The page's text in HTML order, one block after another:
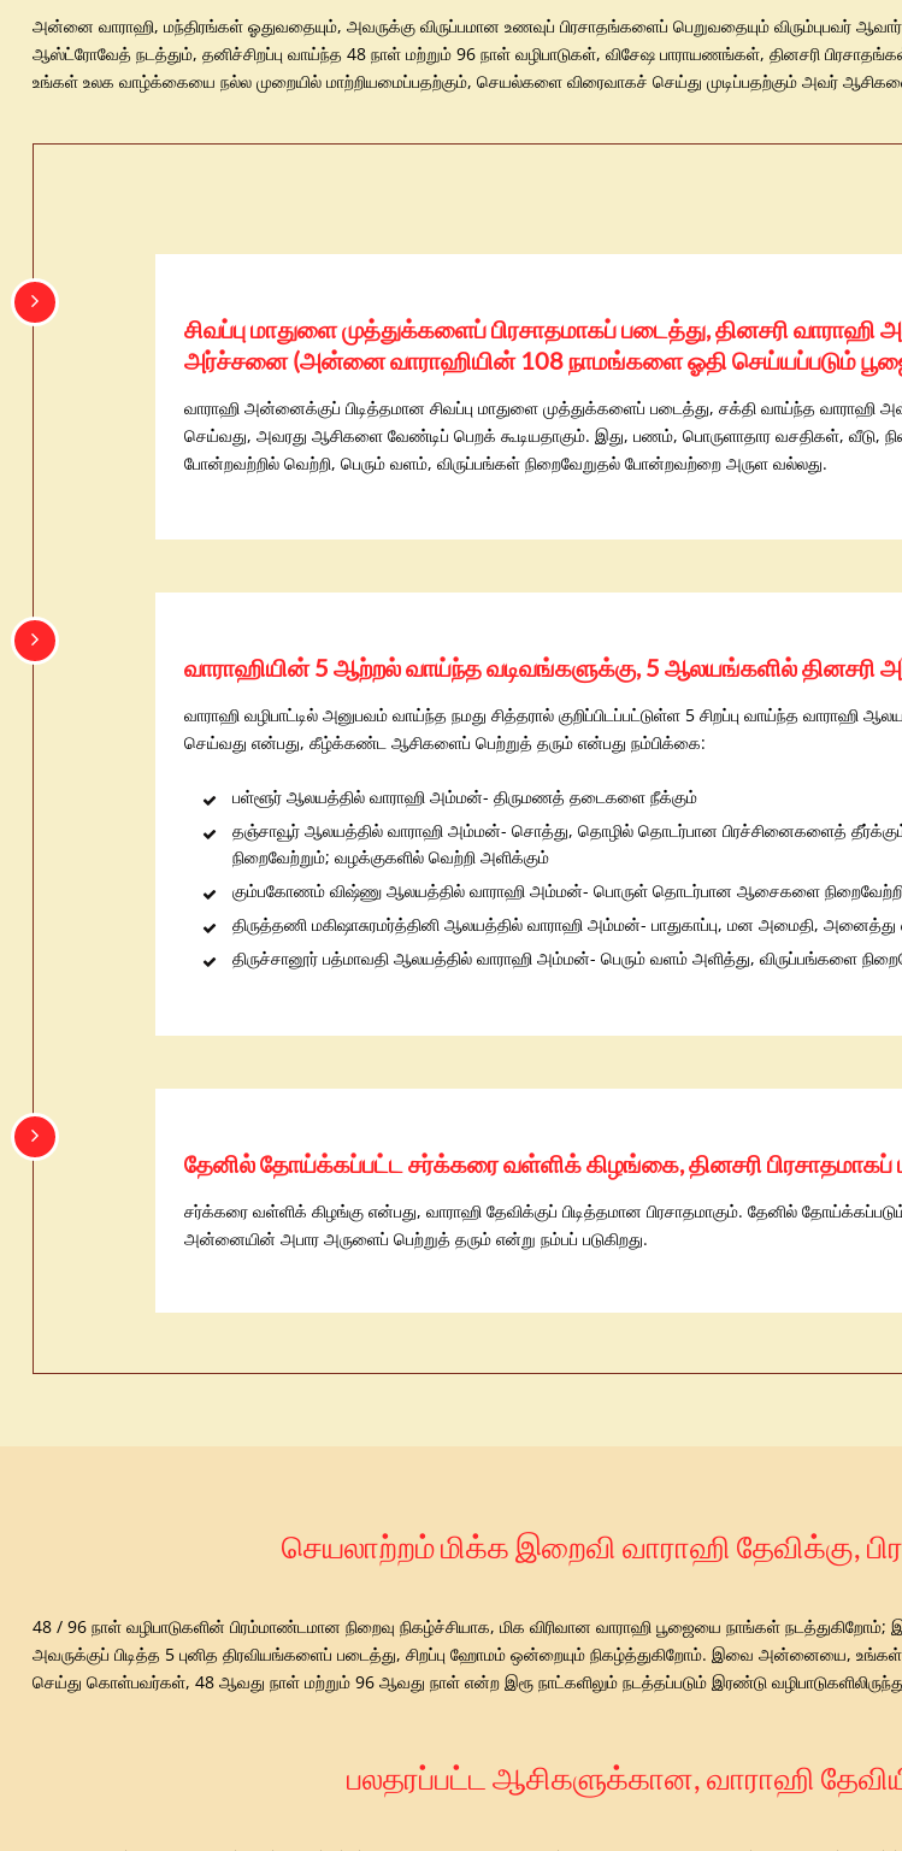
அன்னை வாராஹி, மந்திரங்கள் ஓதுவதையும், அவருக்கு விருப்பமான உணவுப் பிரசாதங்களைப் பெறுவதையும் விரும்புபவர்
ஆஸ்ட்ரோவேத் நடத்தும், தனிச்சிறப்பு வாய்ந்த 48 நாள் மற்றும் 96 நாள் வழிபாடுகள், விசேஷ பாராயணங்கள், தினசரி
உங்கள் உலக வாழ்க்கையை நல்ல முறையில் மாற்றியமைப்பதற்கும், செயல்களை விரைவாகச் செய்து முடிப்பதற்கும் அவர்
சிவப்பு மாதுளை முத்துக்களைப் பிரசாதமாகப் படைத்து, தினசரி
அர்ச்சனை (அன்னை வாராஹியின் 108 நாமங்களை ஓதி செய்யப்படும்
வாராஹி அன்னைக்குப் பிடித்தமான சிவப்பு மாதுளை முத்துக்களைப் படைத்து, சக்தி வாய்ந்த
செய்வது, அவரது ஆசிகளை வேண்டிப் பெறக் கூடியதாகும். இது, பணம், பொருளாதார வசதிகள், வீடு,
போன்றவற்றில் வெற்றி, பெரும் வளம், விருப்பங்கள் நிறைவேறுதல் போன்றவற்றை அருள வல்லது.
வாராஹியின் 5 ஆற்றல் வாய்ந்த வடிவங்களுக்கு, 5 ஆலயங்களில் தினசரி
வாராஹி வழிபாட்டில் அனுபவம் வாய்ந்த நமது சித்தரால் குறிப்பிடப்பட்டுள்ள 5 சிறப்பு வாய்ந்த வாராஹி
செய்வது என்பது, கீழ்க்கண்ட ஆசிகளைப் பெற்றுத் தரும் என்பது நம்பிக்கை:
பள்ளூர் ஆலயத்தில் வாராஹி அம்மன்- திருமணத் தடைகளை நீக்கும்
தஞ்சாவூர் ஆலயத்தில் வாராஹி அம்மன்- சொத்து, தொழில் தொடர்பான பிரச்சினைகளைத்
நிறைவேற்றும்; வழக்குகளில் வெற்றி அளிக்கும்
கும்பகோணம் விஷ்ணு ஆலயத்தில் வாராஹி அம்மன்- பொருள் தொடர்பான ஆசைகளை
திருத்தணி மகிஷாசுரமர்த்தினி ஆலயத்தில் வாராஹி அம்மன்- பாதுகாப்பு, மன அமைதி,
திருச்சானூர் பத்மாவதி ஆலயத்தில் வாராஹி அம்மன்- பெரும் வளம் அளித்து, விருப்பங்களை
தேனில் தோய்க்கப்பட்ட சர்க்கரை வள்ளிக் கிழங்கை, தினசரி பிரசாதமாகப்
சர்க்கரை வள்ளிக் கிழங்கு என்பது, வாராஹி தேவிக்குப் பிடித்தமான பிரசாதமாகும். தேனில்
அன்னையின் அபார அருளைப் பெற்றுத் தரும் என்று நம்பப் படுகிறது.
செயலாற்றம் மிக்க இறைவி வாராஹி தேவிக்கு,
48 / 96 நாள் வழிபாடுகளின் பிரம்மாண்டமான நிறைவு நிகழ்ச்சியாக, மிக விரிவான வாராஹி பூஜையை நாங்கள்
அவருக்குப் பிடித்த 5 புனித திரவியங்களைப் படைத்து, சிறப்பு ஹோமம் ஒன்றையும் நிகழ்த்துகிறோம். இவை அன்னையை, உங்கள்
செய்து கொள்பவர்கள், 48 ஆவது நாள் மற்றும் 96 ஆவது நாள் என்ற இரூ நாட்களிலும் நடத்தப்படும் இரண்டு
பலதரப்பட்ட ஆசிகளுக்கான, வாராஹி